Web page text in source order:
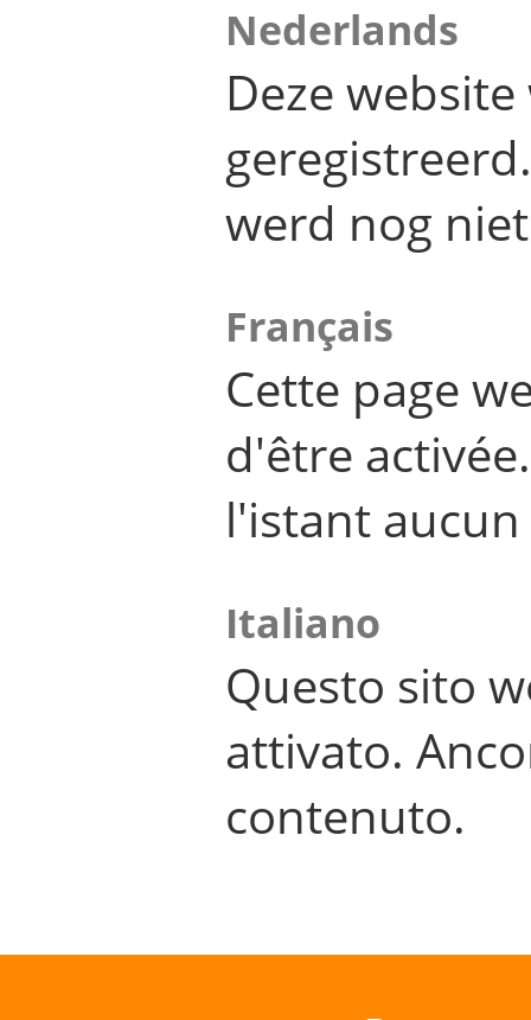
Nederlands
Deze
werd nog
Français
Cette page
d'être
l'istant
Italiano
Questo sito
attivato.
contenuto.